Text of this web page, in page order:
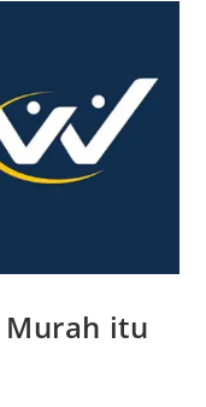
Murah itu